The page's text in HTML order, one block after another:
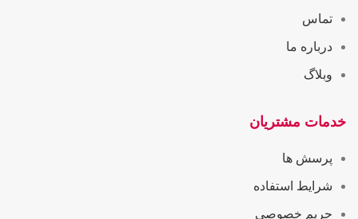
تماس
درباره ما
وبلاگ
خدمات مشتریان
پرسش ها
شرایط استفاده
حریم خصوصی